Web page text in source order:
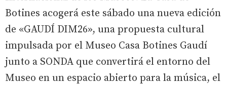
Botines acogerá este sábado una nueva edición
de «GAUDÍ DIM26», una propuesta cultural
impulsada por el Museo Casa Botines Gaudí
junto a SONDA que convertirá el entorno del
Museo en un espacio abierto para la música, el